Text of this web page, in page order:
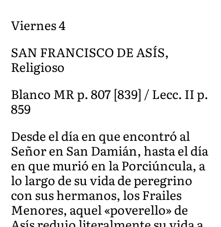
Viernes 4
SAN FRANCISCO DE ASÍS,
Religioso
Blanco MR p. 807 [839] / Lecc. II p.
859
Desde el día en que encontró al
Señor en San Damián, hasta el día
en que murió en la Porciúncula, a
lo largo de su vida de peregrino
con sus hermanos, los Frailes
Menores, aquel «poverello» de